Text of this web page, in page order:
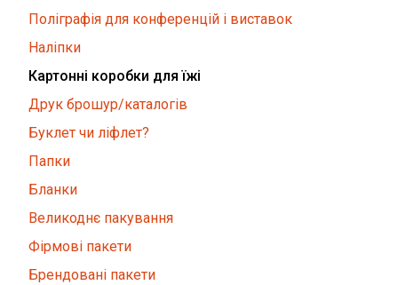
Поліграфія для конференцій і виставок
Наліпки
Картонні коробки для їжі
Друк брошур/каталогів
Буклет чи ліфлет?
Папки
Бланки
Великоднє пакування
Фірмові пакети
Брендовані пакети